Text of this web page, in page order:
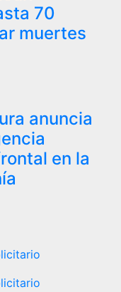
70
muertes
anuncia
en la